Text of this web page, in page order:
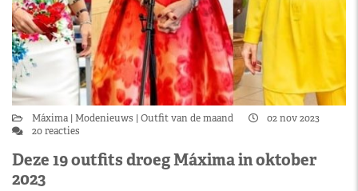
Máxima Modenieuws Outfit van de maand
02 nov 2023
20 reacties
Deze 19 outfits droeg Máxima in oktober
2023